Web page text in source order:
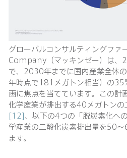
グローバルコンサルティングフ
Company（マッキンゼー）は、
で、2030年までに国内産業全体
年時点で181メガトン相当）の
画に焦点を当てています。この計
化学産業が排出する40メガトン
[12]、以下の4つの「脱炭素化へ
学産業の二酸化炭素排出量を50
ます。